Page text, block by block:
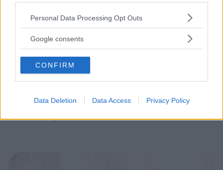
Please note that this website/app uses one or more Google
not limited to your visit or usage behaviour. You may click to
use your data for below specified purposes in below Google
consent section.
Personal Data Processing Opt Outs
Google consents
CONFIRM
Data Deletion Data Access Privacy Policy
LAVORO DIRITTO FAMIGLIA
Affido condiviso: parola al legale
L'affido condiviso. Un problema che interessa
relazione, a una separazione o al divorzio. Ce
ne parla la dottoressa Camilla Cozzi.